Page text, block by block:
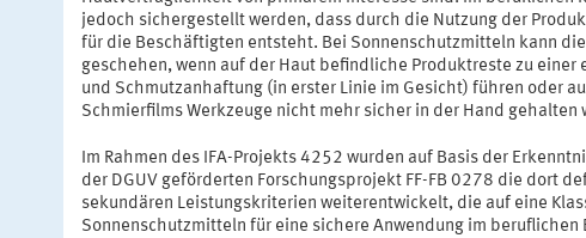
jedoch sichergestellt werden, dass durch die Nutzung der
für die Beschäftigten entsteht. Bei Sonnenschutzmitteln kann
geschehen, wenn auf der Haut befindliche Produktreste zu einer
und Schmutzanhaftung (in erster Linie im Gesicht) führen oder
Schmierfilms Werkzeuge nicht mehr sicher in der Hand gehalten
Im Rahmen des IFA-Projekts 4252 wurden auf Basis der
der DGUV geförderten Forschungsprojekt FF-FB 0278 die dort
sekundären Leistungskriterien weiterentwickelt, die auf eine
Sonnenschutzmitteln für eine sichere Anwendung im beruflichen